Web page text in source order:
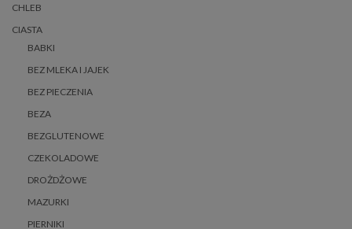
CHLEB
CIASTA
BABKI
BEZ MLEKA I JAJEK
BEZ PIECZENIA
BEZA
BEZGLUTENOWE
CZEKOLADOWE
DROŻDŻOWE
MAZURKI
PIERNIKI